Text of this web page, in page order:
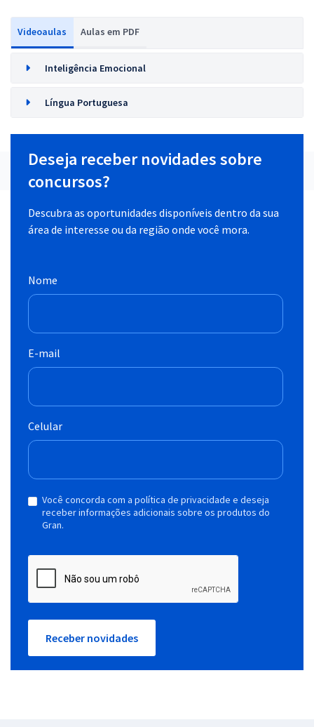
Videoaulas Aulas em PDF
Inteligência Emocional
Língua Portuguesa
Deseja receber novidades sobre
concursos?
Descubra as oportunidades disponíveis dentro da sua
área de interesse ou da região onde você mora.
Nome
E-mail
Celular
Você concorda com a política de privacidade e deseja
receber informações adicionais sobre os produtos do
Gran.
Receber novidades